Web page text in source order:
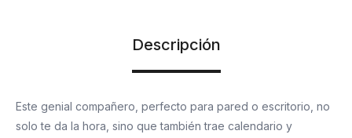
Descripción
Este genial compañero, perfecto para pared o escritorio, no
solo te da la hora, sino que también trae calendario y